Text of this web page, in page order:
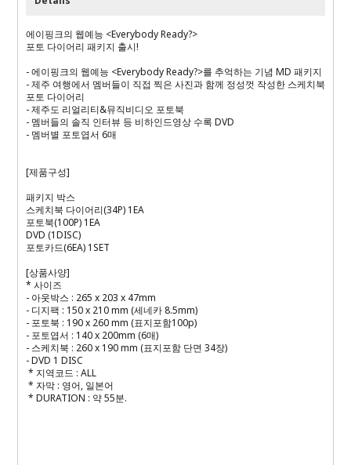
에이핑크의 웹예능 <Everybody Ready?>
포토 다이어리 패키지 출시!
- 에이핑크의 웹예능 <Everybody Ready?>를 추억하는 기념 MD 패키지
- 제주 여행에서 멤버들이 직접 찍은 사진과 함께 정성껏 작성한 스케치북
포토 다이어리
- 제주도 리얼리티&뮤직비디오 포토북
- 멤버들의 솔직 인터뷰 등 비하인드영상 수록 DVD
- 멤버별 포토엽서 6매
[제품구성]
패키지 박스
스케치북 다이어리(34P) 1EA
포토북(100P) 1EA
DVD (1DISC)
포토카드(6EA) 1SET
[상품사양]
* 사이즈
- 아웃박스 : 265 x 203 x 47mm
- 디지팩 : 150 x 210 mm (세네카 8.5mm)
- 포토북 : 190 x 260 mm (표지포함100p)
- 포토엽서 : 140 x 200mm (6매)
- 스케치북 : 260 x 190 mm (표지포함 단면 34장)
- DVD 1 DISC
* 지역코드 : ALL
* 자막 : 영어, 일본어
* DURATION : 약 55분.